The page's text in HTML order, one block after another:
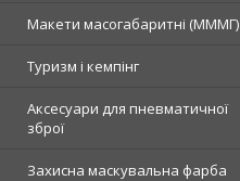
Макети масогабаритні (МММГ)
Туризм і кемпінг
Аксесуари для пневматичної
зброї
Захисна маскувальна фарба